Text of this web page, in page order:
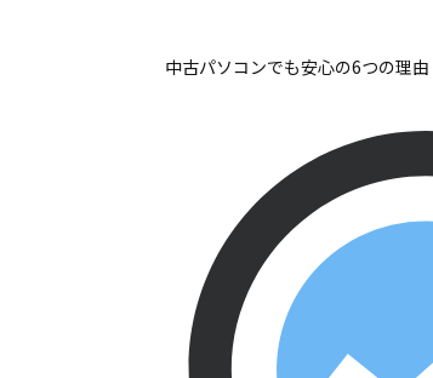
中古パソコンでも安心の6つの理由